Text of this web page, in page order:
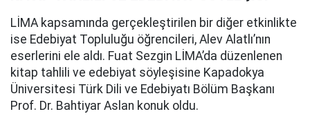
LİMA kapsamında gerçekleştirilen bir diğer etkinlikte
ise Edebiyat Topluluğu öğrencileri, Alev Alatlı’nın
eserlerini ele aldı. Fuat Sezgin LİMA’da düzenlenen
kitap tahlili ve edebiyat söyleşisine Kapadokya
Üniversitesi Türk Dili ve Edebiyatı Bölüm Başkanı
Prof. Dr. Bahtiyar Aslan konuk oldu.